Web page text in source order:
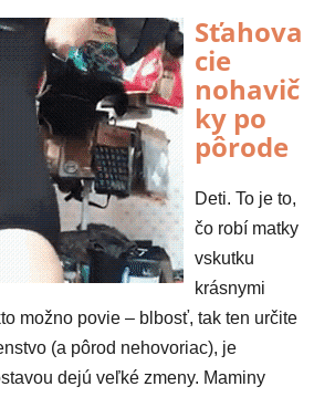
Sťahova
cie
nohavič
ky po
pôrode
Deti. To je to,
čo robí matky
vskutku
krásnymi
možno povie – blbosť, tak ten určite
(a pôrod nehovoriac), je
dejú veľké zmeny. Maminy